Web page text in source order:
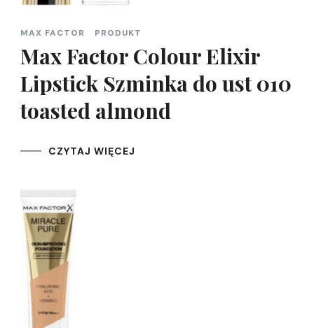
MAX FACTOR PRODUKT
Max Factor Colour Elixir
Lipstick Szminka do ust 010
toasted almond
CZYTAJ WIĘCEJ